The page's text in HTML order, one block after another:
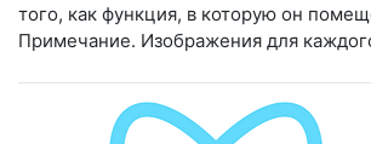
того, как функция, в которую он
Примечание. Изображения для